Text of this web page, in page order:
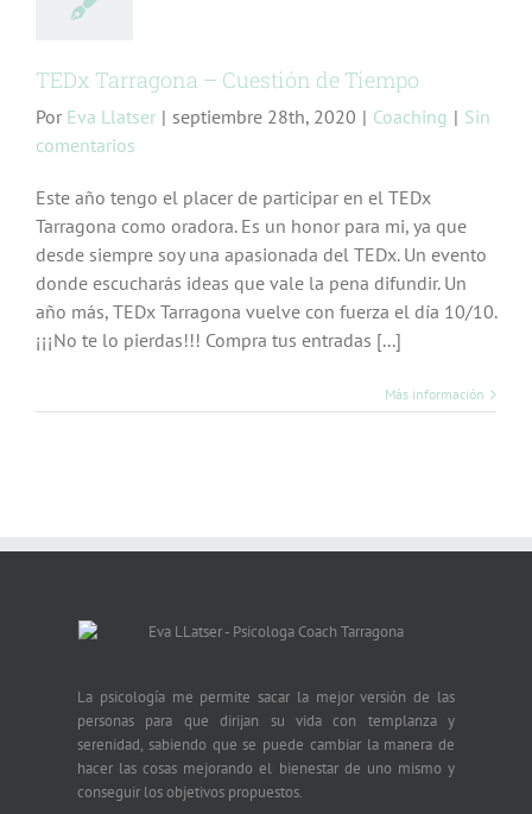
TEDx Tarragona – Cuestión de Tiempo
Por Eva Llatser | septiembre 28th, 2020 | Coaching | Sin
comentarios
Este año tengo el placer de participar en el TEDx
Tarragona como oradora. Es un honor para mi, ya que
desde siempre soy una apasionada del TEDx. Un evento
donde escucharás ideas que vale la pena difundir. Un
año más, TEDx Tarragona vuelve con fuerza el día 10/10.
¡¡¡No te lo pierdas!!! Compra tus entradas [...]
Más información
La psicología me permite sacar la mejor versión de las
personas para que dirijan su vida con templanza y
serenidad, sabiendo que se puede cambiar la manera de
hacer las cosas mejorando el bienestar de uno mismo y
conseguir los objetivos propuestos.